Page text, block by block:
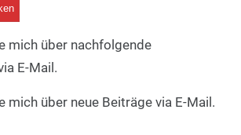
mich über nachfolgende
E-Mail.
mich über neue Beiträge via E-Mail.